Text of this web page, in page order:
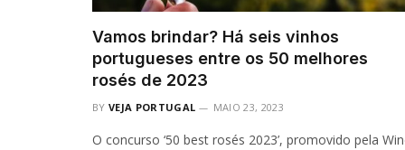
Vamos brindar? Há seis vinhos
portugueses entre os 50 melhores
rosés de 2023
BY VEJA PORTUGAL MAIO 23, 2023
O concurso ‘50 best rosés 2023’, promovido pela